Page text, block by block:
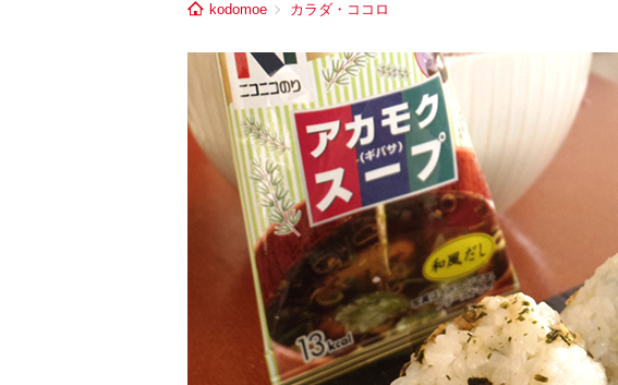
kodomoe カラダ・ココロ